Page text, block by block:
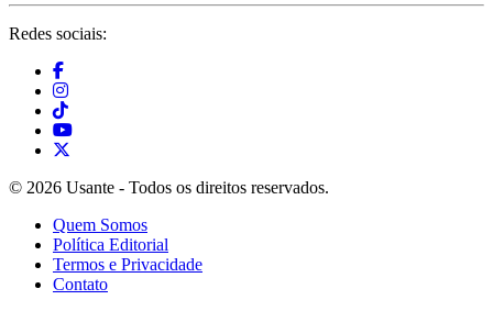
Redes sociais:
© 2026 Usante - Todos os direitos reservados.
Quem Somos
Política Editorial
Termos e Privacidade
Contato